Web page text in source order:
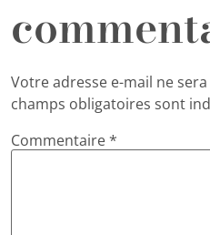
Votre adresse e-mail ne
champs obligatoires sont
Commentaire*